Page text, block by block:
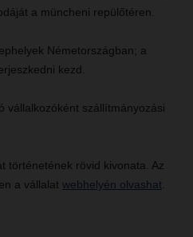
a müncheni repülőtéren.
Németországban; a
kezd.
vállalkozóként szállítmányozási
történetének rövid kivonata. Az
a vállalat webhelyén olvashat